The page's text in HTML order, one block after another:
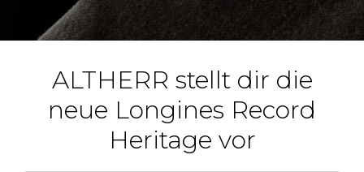
ALTHERR stellt dir die
neue Longines Record
Heritage vor